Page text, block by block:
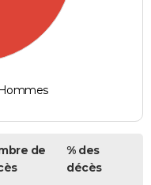
de
% des
décès